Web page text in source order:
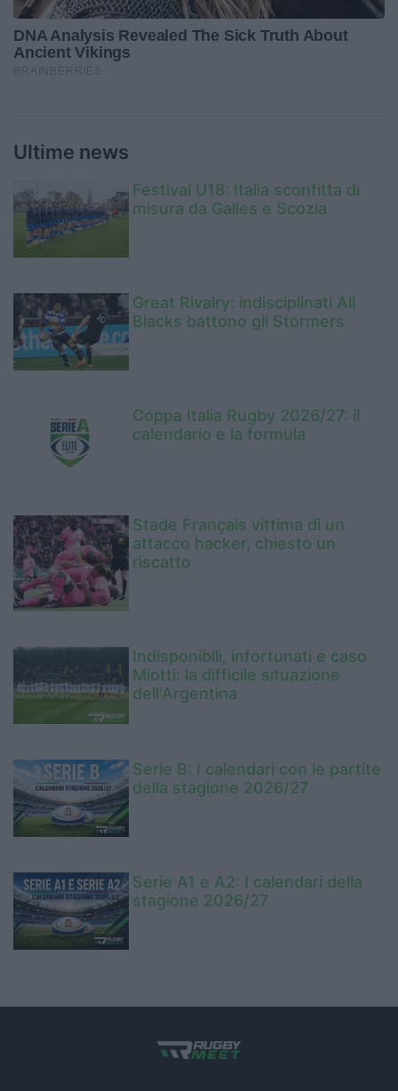
Ultime news
Festival U18: Italia sconfitta di
misura da Galles e Scozia
Great Rivalry: indisciplinati All
Blacks battono gli Stormers
Coppa Italia Rugby 2026/27: il
calendario e la formula
Stade Français vittima di un
attacco hacker, chiesto un
riscatto
Indisponibili, infortunati e caso
Miotti: la difficile situazione
dell'Argentina
Serie B: I calendari con le partite
della stagione 2026/27
Serie A1 e A2: I calendari della
stagione 2026/27